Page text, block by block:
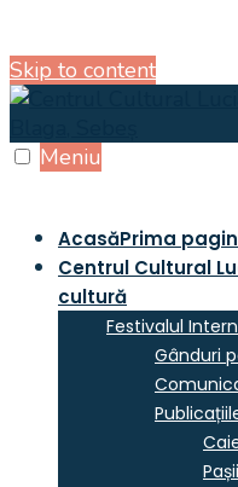
Skip to content
Meniu
AcasăPrima
Centrul Cultural
cultură
Festivalul
Gânduri